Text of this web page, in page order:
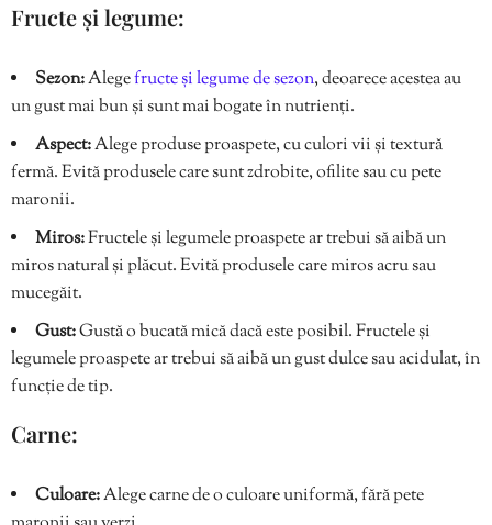
Fructe și legume:
Sezon:Alegefructe și legume de sezon, deoarece acestea au
un gust mai bun și sunt mai bogate în nutrienți.
Aspect:Alege produse proaspete, cu culori vii și textură
fermă. Evită produsele care sunt zdrobite, ofilite sau cu pete
maronii.
Miros:Fructele și legumele proaspete ar trebui să aibă un
miros natural și plăcut. Evită produsele care miros acru sau
mucegăit.
Gust:Gustă o bucată mică dacă este posibil. Fructele și
legumele proaspete ar trebui să aibă un gust dulce sau acidulat, în
funcție de tip.
Carne:
Culoare:Alege carne de o culoare uniformă, fără pete